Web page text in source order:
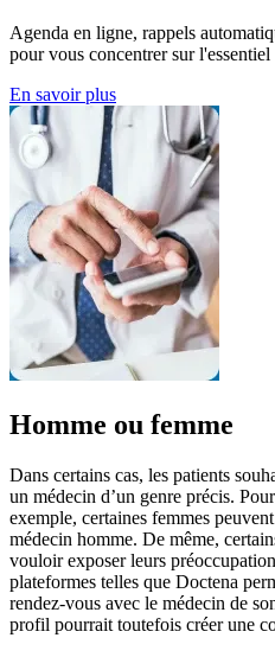
Agenda en ligne, rappels
pour vous concentrer sur l'essentiel
En savoir plus
Homme ou femme
Dans certains cas, les patients
un médecin d’un genre précis.
exemple, certaines femmes
médecin homme. De même,
vouloir exposer leurs
plateformes telles que Doctena
rendez-vous avec le médecin de
profil pourrait toutefois créer une